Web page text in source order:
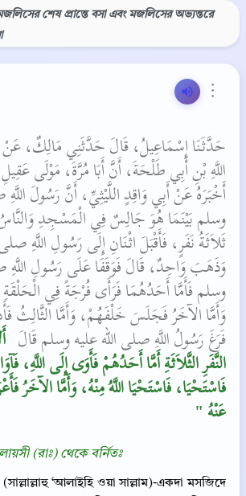
শেষ প্রান্তে বসা এবং মজলিসের অভ্যন্তরে
⋮
حَدَّثَنَا إِسْمَاعِيلُ، قَالَ حَدَّثَنِي مَالِكٌ،
اللَّهِ بْنِ أَبِي طَلْحَةَ، أَنَّ أَبَا مُرَّةَ، مَوْلَى
أَخْبَرَهُ عَنْ أَبِي وَاقِدٍ اللَّيْثِيِّ، أَنَّ رَسُولَ اللَّهِ
وسلم بَيْنَمَا هُوَ جَالِسٌ فِي الْمَسْجِدِ وَالنَّاسُ
ثَلاَثَةُ نَفَرٍ، فَأَقْبَلَ اثْنَانِ إِلَى رَسُولِ اللَّهِ
وَذَهَبَ وَاحِدٌ، قَالَ فَوَقَفَا عَلَى رَسُولِ اللَّهِ
وسلم فَأَمَّا أَحَدُهُمَا فَرَأَى فُرْجَةً فِي
وَأَمَّا الآخَرُ فَجَلَسَ خَلْفَهُمْ، وَأَمَّا الثَّالِثُ
فَرَغَ رَسُولُ اللَّهِ صلى الله عليه وسلم قَالَ ‏
النَّفَرِ الثَّلاَثَةِ أَمَّا أَحَدُهُمْ فَأَوَى إِلَى اللَّهِ،
فَاسْتَحْيَا، فَاسْتَحْيَا اللَّهُ مِنْهُ، وَأَمَّا الآخَرُ
عَنْهُ ‏"
(রাঃ) থেকে বর্নিতঃ
‘আলাইহি ওয়া সাল্লাম)-একদা মসজিদে